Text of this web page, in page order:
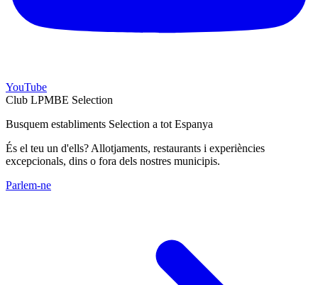
YouTube
Club LPMBE Selection
Busquem establiments Selection a tot Espanya
És el teu un d'ells? Allotjaments, restaurants i experiències
excepcionals, dins o fora dels nostres municipis.
Parlem-ne